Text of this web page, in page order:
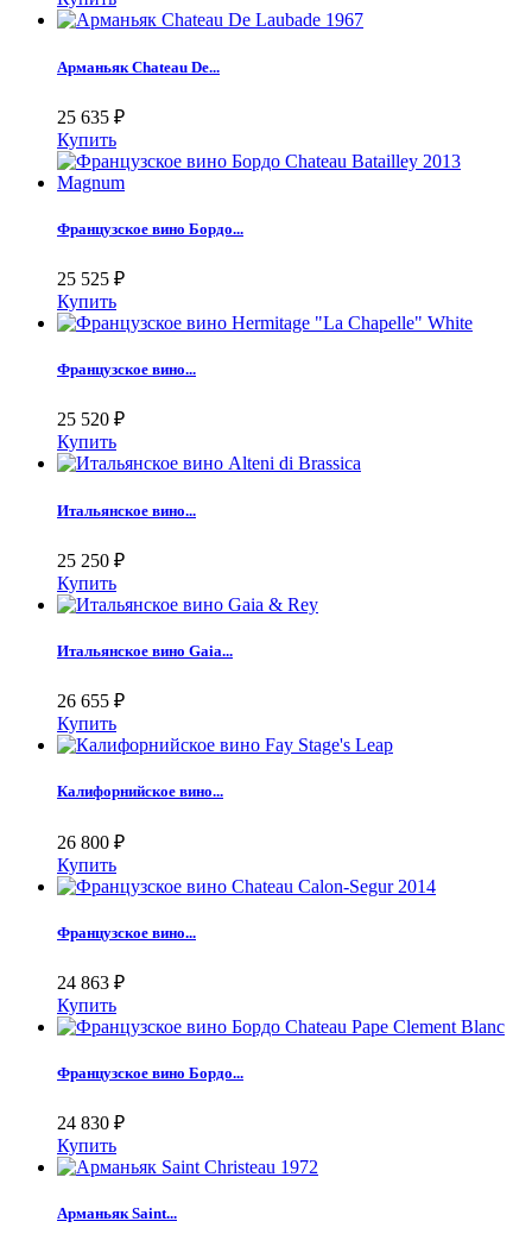
Арманьяк Chateau De...
25 635 ₽
Купить
Французское вино Бордо...
25 525 ₽
Купить
Французское вино...
25 520 ₽
Купить
Итальянское вино...
25 250 ₽
Купить
Итальянское вино Gaia...
26 655 ₽
Купить
Калифорнийское вино...
26 800 ₽
Купить
Французское вино...
24 863 ₽
Купить
Французское вино Бордо...
24 830 ₽
Купить
Арманьяк Saint...